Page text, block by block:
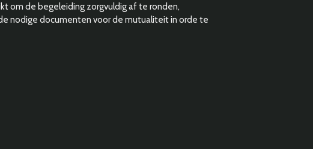
om de begeleiding zorgvuldig af te ronden,
nodige documenten voor de mutualiteit in orde te